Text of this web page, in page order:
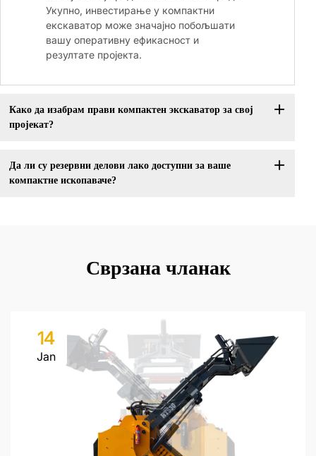
Укупно, инвестирање у компактни
екскаватор може значајно побољшати
вашу оперативну ефикасност и
резултате пројекта.
Како да изабрам прави компактен экскаватор за свој
пројекат?
Да ли су резервни делови лако доступни за ваше
компактне ископаваче?
Сврзана чланак
14
Jan